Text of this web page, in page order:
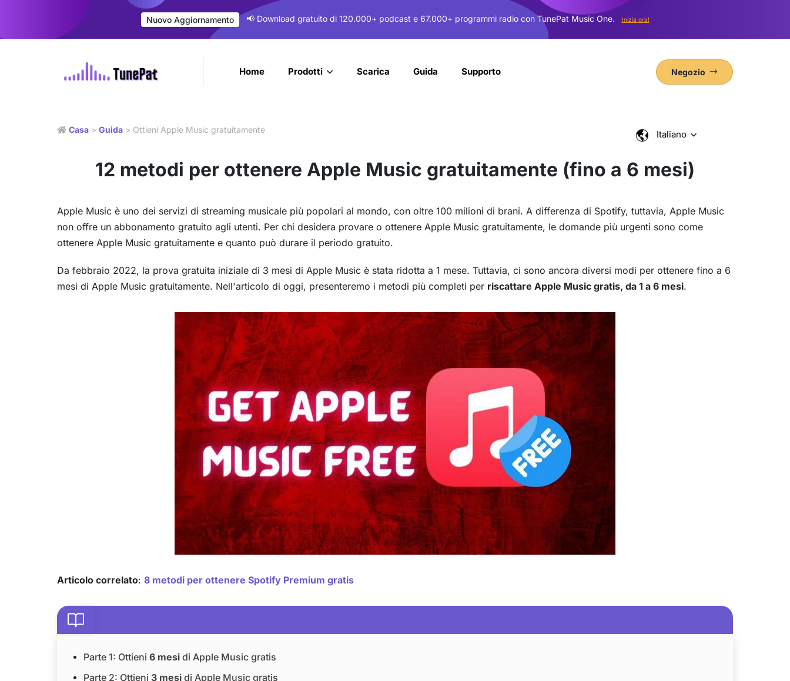
Nuovo Aggiornamento 📢 Download gratuito di 120.000+ podcast e 67.000+ programmi radio con TunePat Music One. Inizia ora!
Home Prodotti Scarica Guida Supporto Negozio
Casa > Guida > Ottieni Apple Music gratuitamente Italiano
12 metodi per ottenere Apple Music gratuitamente (fino a 6 mesi)
Apple Music è uno dei servizi di streaming musicale più popolari al mondo, con oltre 100 milioni di brani. A differenza di Spotify, tuttavia, Apple Music
non offre un abbonamento gratuito agli utenti. Per chi desidera provare o ottenere Apple Music gratuitamente, le domande più urgenti sono come
ottenere Apple Music gratuitamente e quanto può durare il periodo gratuito.
Da febbraio 2022, la prova gratuita iniziale di 3 mesi di Apple Music è stata ridotta a 1 mese. Tuttavia, ci sono ancora diversi modi per ottenere fino a 6
mesi di Apple Music gratuitamente. Nell'articolo di oggi, presenteremo i metodi più completi per riscattare Apple Music gratis, da 1 a 6 mesi.
Articolo correlato: 8 metodi per ottenere Spotify Premium gratis
Parte 1: Ottieni 6 mesi di Apple Music gratis
Parte 2: Ottieni 3 mesi di Apple Music gratis